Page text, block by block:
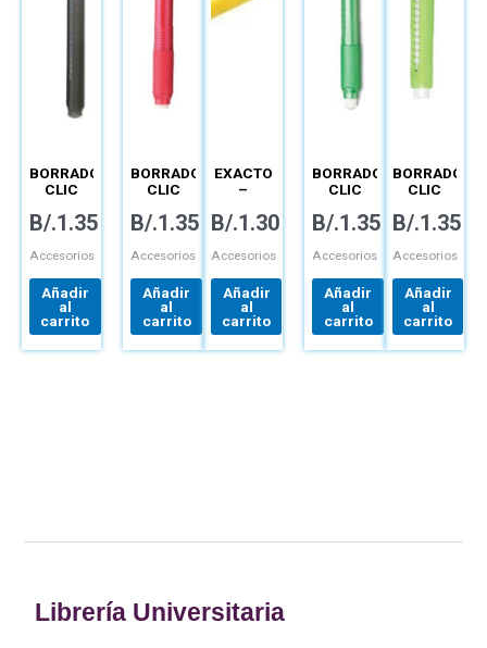
BORRADOR
CLIC
– ZE-11
B/.1.35
Accesorios
Añadir
al
carrito
BORRADOR
CLIC
– ZE-22
B/.1.35
Accesorios
Añadir
al
carrito
EXACTO
–
B/.1.30
Accesorios
Añadir
al
carrito
BORRADOR
CLIC
– ZE-11
B/.1.35
Accesorios
Añadir
al
carrito
BORRADOR
CLIC
CUADRADO
KE
B/.1.35
Accesorios
Añadir
al
carrito
Librería Universitaria